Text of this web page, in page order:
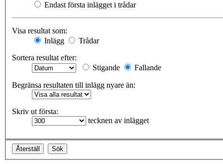
Endast första inlägget i trådar
Visa resultat som:
Inlägg
Trådar
Sortera resultat efter:
Stigande
Fallande
Begränsa resultaten till inlägg nyare än:
Skriv ut första:
tecknen av inlägget